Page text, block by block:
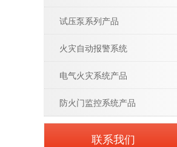
试压泵系列产品
火灾自动报警系统
电气火灾系统产品
防火门监控系统产品
联系我们